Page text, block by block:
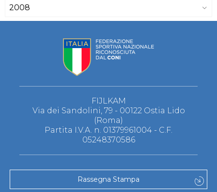
2008
FIJLKAM
Via dei Sandolini, 79 - 00122 Ostia Lido
(Roma)
Partita I.V.A. n. 01379961004 - C.F.
05248370586
Rassegna Stampa